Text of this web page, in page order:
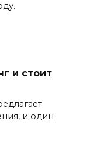
и стоит
и один